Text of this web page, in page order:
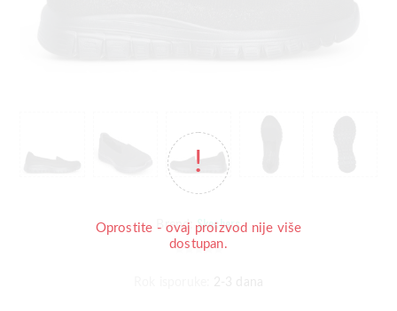
Oprostite - ovaj proizvod nije više
dostupan.
Brend: Skechers